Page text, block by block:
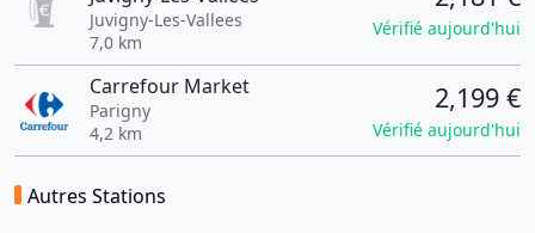
Juvigny-Les-Vallees
7,0 km
Vérifié aujourd'hui
Carrefour Market
Parigny
4,2 km
2,199 €
Vérifié aujourd'hui
Autres Stations